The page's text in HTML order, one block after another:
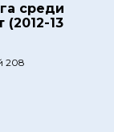
среди
13
208